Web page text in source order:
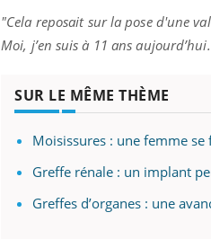
"Cela reposait sur la pose d'une
Moi, j’en suis à 11 ans
SUR LE MÊME THÈME
Moisissures : une femme
Greffe rénale : un implant
Greffes d’organes : une